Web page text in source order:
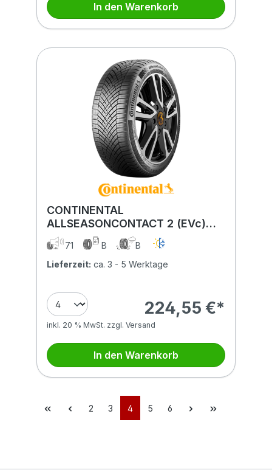
In den Warenkorb
CONTINENTAL
ALLSEASONCONTACT 2 (EVc)
235/45R20 100T (EVc) XL FR
BSW71 B
B
Lieferzeit: ca. 3 - 5 Werktage
224,55 €*
inkl. 20 % MwSt. zzgl. Versand
In den Warenkorb
2 3 4 5 6